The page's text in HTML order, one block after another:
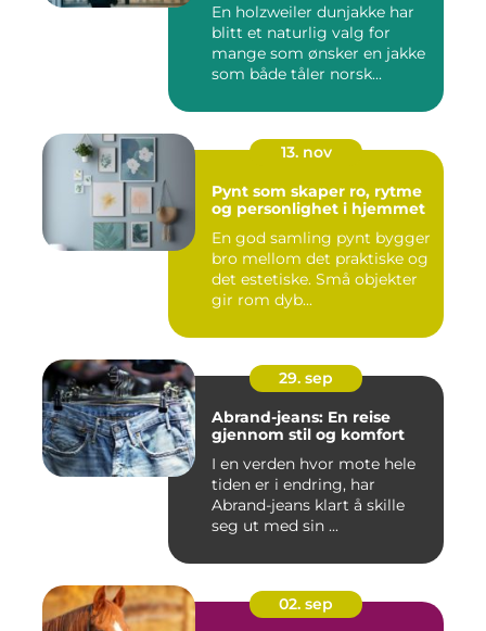
En holzweiler dunjakke har
blitt et naturlig valg for
mange som ønsker en jakke
som både tåler norsk...
13. nov
Pynt som skaper ro, rytme
og personlighet i hjemmet
En god samling pynt bygger
bro mellom det praktiske og
det estetiske. Små objekter
gir rom dyb...
29. sep
Abrand-jeans: En reise
gjennom stil og komfort
I en verden hvor mote hele
tiden er i endring, har
Abrand-jeans klart å skille
seg ut med sin ...
02. sep